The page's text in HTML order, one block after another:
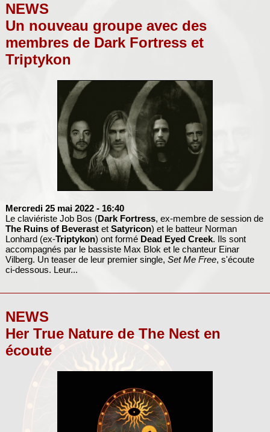
NEWS
Un nouveau groupe avec des
membres de Dark Fortress et
Triptykon
Mercredi 25 mai 2022 - 16:40
Le claviériste Job Bos (Dark Fortress, ex-membre de session de
The Ruins of Beverastet Satyricon) et le batteur Norman
Lonhard (ex-Triptykon) ont formé Dead Eyed Creek. Ils sont
accompagnés par le bassiste Max Blok et le chanteur Einar
Vilberg. Un teaser de leur premier single, Set Me Free, s'écoute
ci-dessous. Leur...
NEWS
Her True Nature de The Nest en
écoute